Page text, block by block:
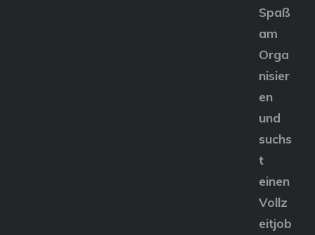
Spaß
am
Orga
nisier
en
und
suchs
t
einen
Vollz
eitjob